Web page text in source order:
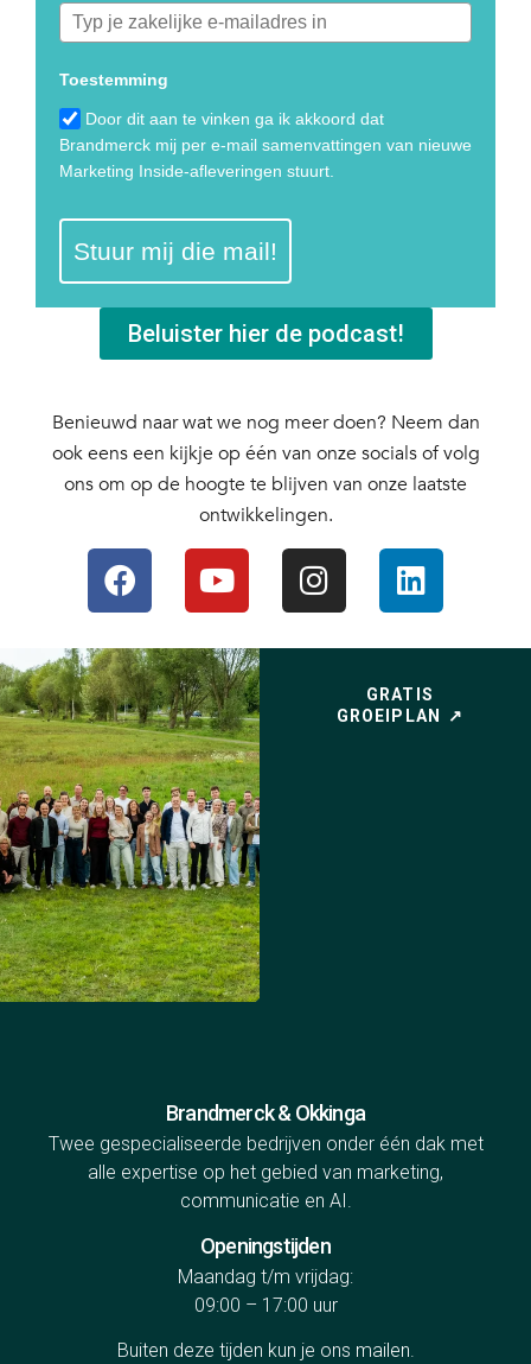
Toestemming
Door dit aan te vinken ga ik akkoord dat
Brandmerck mij per e-mail samenvattingen van nieuwe
Marketing Inside-afleveringen stuurt.
Stuur mij die mail!
Beluister hier de podcast!
Benieuwd naar wat we nog meer doen? Neem dan
ook eens een kijkje op één van onze socials of volg
ons om op de hoogte te blijven van onze laatste
ontwikkelingen.
GRATIS
GROEIPLAN
Brandmerck & Okkinga
Twee gespecialiseerde bedrijven onder één dak met
alle expertise op het gebied van marketing,
communicatie en AI.
Openingstijden
Maandag t/m vrijdag:
09:00 – 17:00 uur
Buiten deze tijden kun je ons mailen.